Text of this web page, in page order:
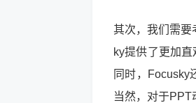
其次，我们需要
ky提供了更加
同时，Focusky
当然，对于PPT